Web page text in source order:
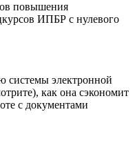
повышения
ИПБР с нулевого
системы электронной
как она сэкономит
с документами